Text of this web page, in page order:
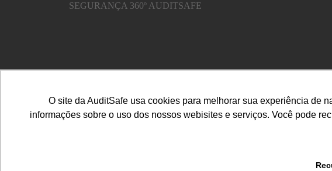
O site da AuditSafe usa cookies para melhorar sua experiência de
informações sobre o uso dos nossos webisites e serviços. Você pode
SEGURANÇA 360º AUDITSAFE